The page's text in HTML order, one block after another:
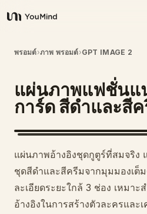
YouMind
ภาพรวม
กรณีการใช้งาน
ทักษะ
พรอมต์
ราคา
พรอมต์›ภาพ พรอมต์›GPT IMAGE 2
แผ่นภาพแฟชั่นแ
การ์ด สีดำและสี
แผ่นภาพอ้างอิงชุดกูตูร์ที่สมจริง
ชุดสีดำและสีครีมจากมุมมองเต็
ละเอียดระยะใกล้ 3 ช่อง เหมา
อ้างอิงในการสร้างตัวละครและ